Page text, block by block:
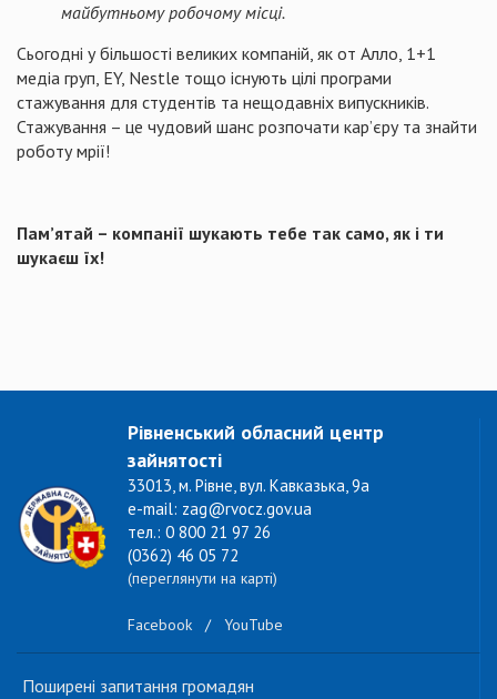
майбутньому робочому місці.
Сьогодні у більшості великих компаній, як от Алло, 1+1
медіа груп, EY, Nestle тощо існують цілі програми
стажування для студентів та нещодавніх випускників.
Стажування – це чудовий шанс розпочати кар’єру та знайти
роботу мрії!
Пам’ятай – компанії шукають тебе так само, як і ти
шукаєш їх!
Рівненський обласний центр
зайнятості
33013, м. Рівне, вул. Кавказька, 9а
e-mail: zag@rvocz.gov.ua
тел.: 0 800 21 97 26
(0362) 46 05 72
(переглянути на карті)
Facebook / YouTube
Поширені запитання громадян